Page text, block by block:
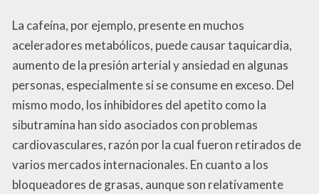
La cafeína, por ejemplo, presente en muchos
aceleradores metabólicos, puede causar taquicardia,
aumento de la presión arterial y ansiedad en algunas
personas, especialmente si se consume en exceso. Del
mismo modo, los inhibidores del apetito como la
sibutramina han sido asociados con problemas
cardiovasculares, razón por la cual fueron retirados de
varios mercados internacionales. En cuanto a los
bloqueadores de grasas, aunque son relativamente